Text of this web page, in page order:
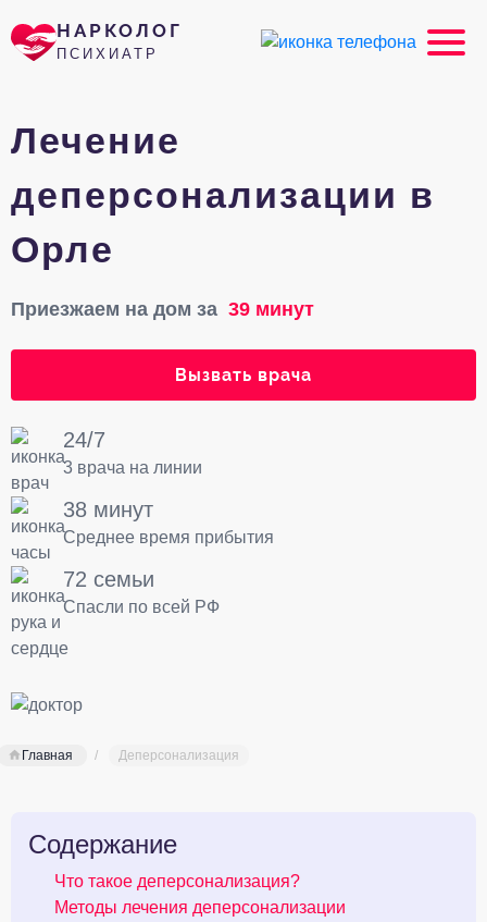
НАРКОЛОГ
ПСИХИАТР
Лечение
деперсонализации в
Орле
Приезжаем на дом за 39 минут
Вызвать врача
24/7
3 врача на линии
38 минут
Среднее время прибытия
72 семьи
Спасли по всей РФ
Главная Деперсонализация
Содержание
Что такое деперсонализация?
Методы лечения деперсонализации